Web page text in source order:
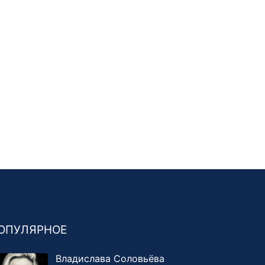
Владислава Соловьёва